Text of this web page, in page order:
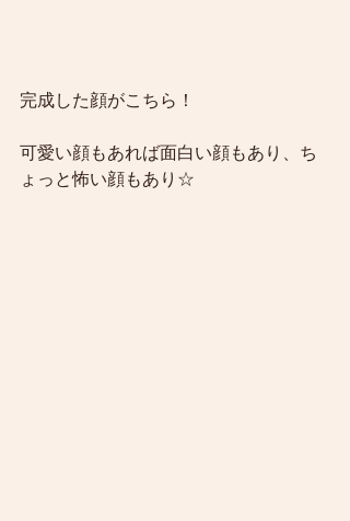
完成した顔がこちら！
可愛い顔もあれば面白い顔もあり、ち
ょっと怖い顔もあり☆